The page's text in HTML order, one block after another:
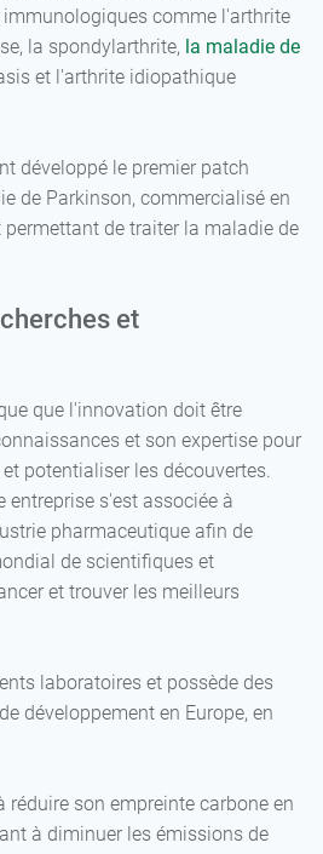
comme l'arthrite
la spondylarthrite, la maladie de
et l'arthrite idiopathique
développé le premier patch
de Parkinson, commercialisé en
de traiter la maladie de
et
que l'innovation doit être
et son expertise pour
potentialiser les découvertes.
entreprise s'est associée à
pharmaceutique afin de
de scientifiques et
et trouver les meilleurs
laboratoires et possède des
développement en Europe, en
réduire son empreinte carbone en
à diminuer les émissions de